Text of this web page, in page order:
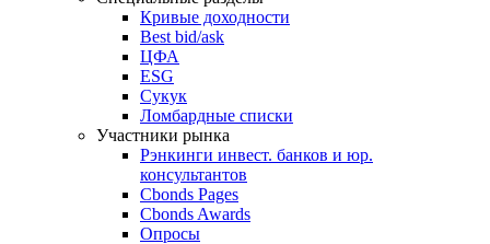
Кривые доходности
Best bid/ask
ЦФА
ESG
Сукук
Ломбардные списки
Участники рынка
Рэнкинги инвест. банков и юр.
консультантов
Cbonds Pages
Cbonds Awards
Опросы